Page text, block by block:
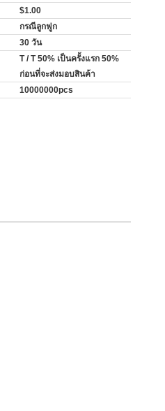
$1.00
กรณีลูกฟูก
30 วัน
T / T 50% เป็นครั้งแรก 50%
ก่อนที่จะส่งมอบสินค้า
10000000pcs